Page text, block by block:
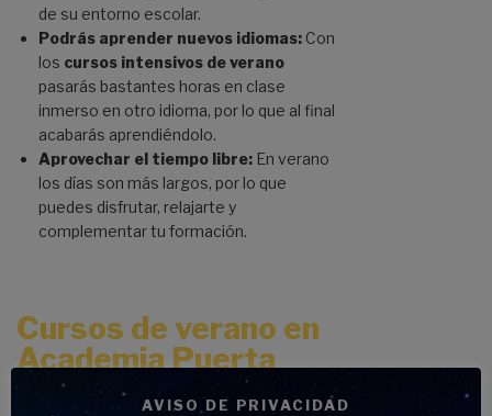
de su entorno escolar.
Podrás aprender nuevos idiomas: Con
los cursos intensivos de verano
pasarás bastantes horas en clase
inmerso en otro idioma, por lo que al final
acabarás aprendiéndolo.
Aprovechar el tiempo libre: En verano
los días son más largos, por lo que
puedes disfrutar, relajarte y
complementar tu formación.
Cursos de verano en
Academia Puerta
Real
AVISO DE PRIVACIDAD